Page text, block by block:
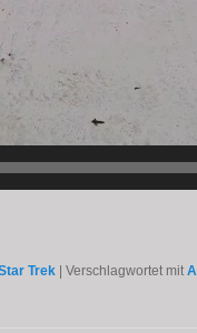
Trek |Verschlagwortet mit